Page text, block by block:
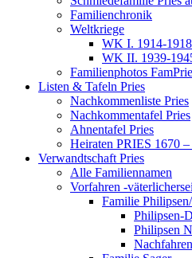
Familienchronik
Weltkriege
WK I. 1914-1918
WK II. 1939-
Familienphotos
Listen & Tafeln Pries
Nachkommenliste Pries
Nachkommentafel Pries
Ahnentafel Pries
Heiraten PRIES 1670
Verwandtschaft Pries
Alle Familiennamen
Vorfahren -
Familie
Philipsen-
Philipsen